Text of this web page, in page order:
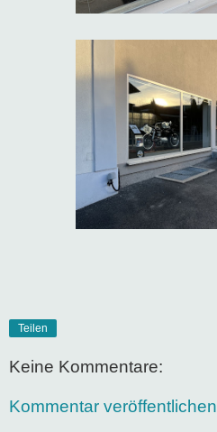
Teilen
Keine Kommentare:
Kommentar veröffentlichen